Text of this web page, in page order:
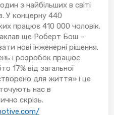
з найбільших в світі
У концерну 440
працює 410 000 чоловік.
ще Роберт Бош –
нові інженерні рішення.
і розробок працює
17% від загальної
для життя» і це
нас в
скрізь.